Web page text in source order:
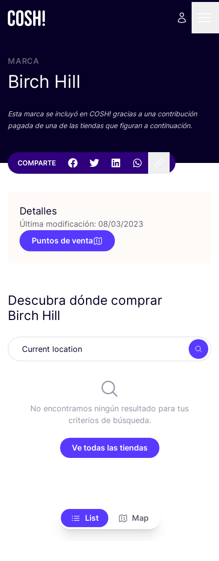
MARCA
Birch Hill
Esta mar­ca se inclu­yó en COSH! gra­cias a una con­tri­bu­ción
paga­da de una de las tien­das que figu­ran a continuación.
COMPARTE
Detalles
Última modificación: 08/03/2023
Puntos de venta
Descubra dónde comprar
Birch Hill
No encontramos ningún resultado para tus
criterios de búsqueda.
Ve todas las tiendas
List Map